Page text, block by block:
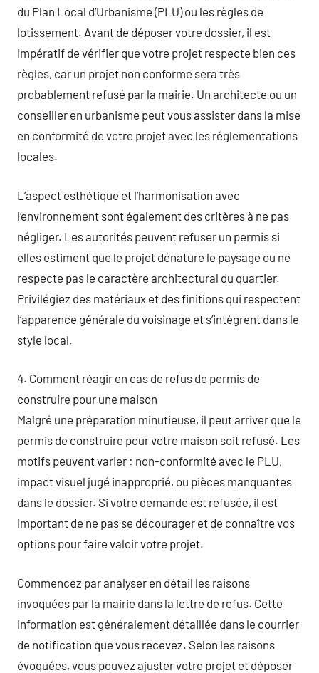
du Plan Local d’Urbanisme (PLU) ou les règles de
lotissement. Avant de déposer votre dossier, il est
impératif de vérifier que votre projet respecte bien ces
règles, car un projet non conforme sera très
probablement refusé par la mairie. Un architecte ou un
conseiller en urbanisme peut vous assister dans la mise
en conformité de votre projet avec les réglementations
locales.
L’aspect esthétique et l’harmonisation avec
l’environnement sont également des critères à ne pas
négliger. Les autorités peuvent refuser un permis si
elles estiment que le projet dénature le paysage ou ne
respecte pas le caractère architectural du quartier.
Privilégiez des matériaux et des finitions qui respectent
l’apparence générale du voisinage et s’intègrent dans le
style local.
4. Comment réagir en cas de refus de permis de
construire pour une maison
Malgré une préparation minutieuse, il peut arriver que le
permis de construire pour votre maison soit refusé. Les
motifs peuvent varier : non-conformité avec le PLU,
impact visuel jugé inapproprié, ou pièces manquantes
dans le dossier. Si votre demande est refusée, il est
important de ne pas se décourager et de connaître vos
options pour faire valoir votre projet.
Commencez par analyser en détail les raisons
invoquées par la mairie dans la lettre de refus. Cette
information est généralement détaillée dans le courrier
de notification que vous recevez. Selon les raisons
évoquées, vous pouvez ajuster votre projet et déposer